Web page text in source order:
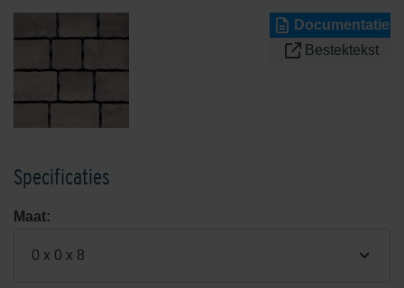
Documentatie
Bestektekst
Specificaties
Maat:
0 x 0 x 8